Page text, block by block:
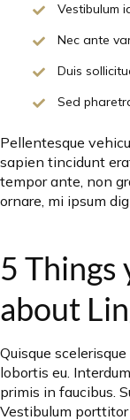
Vestibulum
Nec ante
Duis
Sed
Pellentesque
sapien tincidunt
tempor ante, non
ornare, mi ipsum
5 Things
about
Quisque
lobortis eu.
primis in faucibus.
Vestibulum porttitor